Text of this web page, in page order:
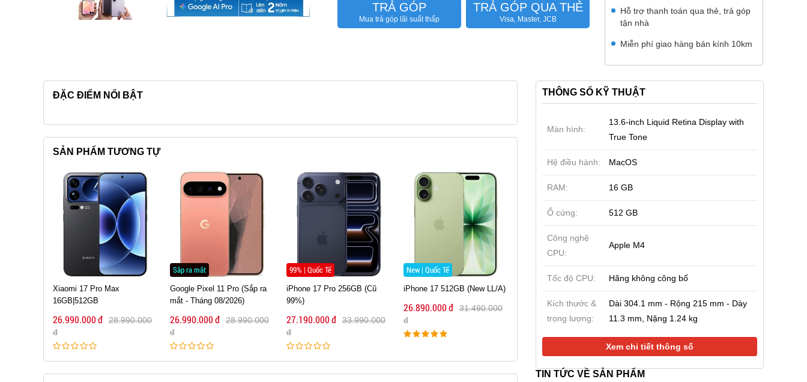
TRẢ GÓP
Mua trả góp lãi suất thấp
TRẢ GÓP QUA THẺ
Visa, Master, JCB
Hỗ trợ thanh toán qua thẻ, trả góp
tận nhà
Miễn phí giao hàng bán kính 10km
ĐẶC ĐIỂM NỔI BẬT
SẢN PHẨM TƯƠNG TỰ
Sắp ra mắt
Google Pixel 11 Pro (Sắp ra
mắt - Tháng 08/2026)
26.990.000 đ
28.990.000
đ
99% | Quốc Tế
iPhone 17 Pro 256GB (Cũ
99%)
27.190.000 đ
33.990.000
đ
New | Quốc Tế
iPhone 17 512GB (New LL/A)
26.890.000 đ
đ
New | Hàng Mỹ
iPhone 16 Pro Max 256GB
27.390.000 đ
đ
16GB|512GB
26.990.000 đ
28.990.000
Sắp ra mắt
mắt - Tháng 08/2026)
26.990.000 đ
28.990.000
99% | Quốc Tế
THÔNG SỐ KỸ THUẬT
Màn hình:
13.6-inch Liquid Retina Display with
True Tone
Hệ điều hành: MacOS
RAM: 16 GB
Ổ cứng: 512 GB
Công nghệ
CPU:
Apple M4
Tốc độ CPU: Hãng không công bố
Kích thước &
trọng lượng:
Dài 304.1 mm - Rộng 215 mm - Dày
11.3 mm, Nặng 1.24 kg
Xem chi tiết thông số
TIN TỨC VỀ SẢN PHẨM